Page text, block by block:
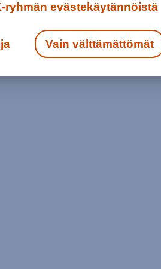
ryhmän evästekäytännöistä
Vain välttämättömät